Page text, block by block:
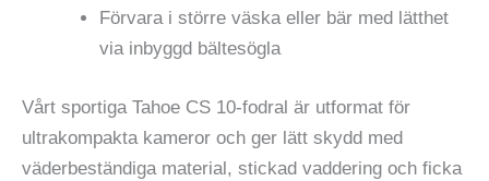
Förvara i större väska eller bär med lätthet
via inbyggd bältesögla
Vårt sportiga Tahoe CS 10-fodral är utformat för
ultrakompakta kameror och ger lätt skydd med
väderbeständiga material, stickad vaddering och ficka